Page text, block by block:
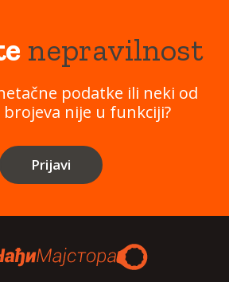
nepravilnost
podatke ili neki od
nije u funkciji?
Prijavi